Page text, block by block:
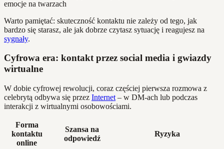
Warto pamiętać: skuteczność kontaktu nie zależy od tego, jak
bardzo się starasz, ale jak dobrze czytasz sytuację i reagujesz na
sygnały.
Cyfrowa era: kontakt przez social media i gwiazdy
wirtualne
W dobie cyfrowej rewolucji, coraz częściej pierwsza rozmowa z
celebrytą odbywa się przez Internet – w DM-ach lub podczas
interakcji z wirtualnymi osobowościami.
Forma
kontaktu
online
Szansa na
odpowiedź
Ryzyka